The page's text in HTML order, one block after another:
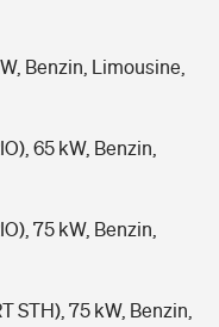
Benzin, Limousine,
65 kW, Benzin,
75 kW, Benzin,
STH), 75 kW, Benzin,